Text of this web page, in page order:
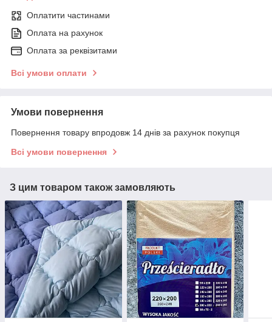
Оплатити частинами
Оплата на рахунок
Оплата за реквізитами
Всі умови оплати
Умови повернення
Повернення товару впродовж 14 днів за рахунок покупця
Всі умови повернення
З цим товаром також замовляють